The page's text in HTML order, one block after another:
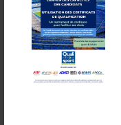
Imprimer cette fiche
Liste des qualifications :